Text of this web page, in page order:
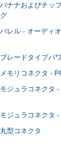
バナナおよびチッ
グ
バレル - オーディ
ブレードタイプパ
メモリコネクタ -
モジュラコネクタ -
モジュラコネクタ
丸型コネクタ